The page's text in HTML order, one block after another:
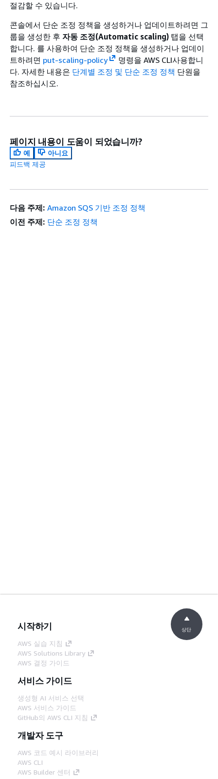
절감할 수 있습니다.
콘솔에서 단순 조정 정책을 생성하거나 업데이트하려면 그
룹을 생성한 후 자동 조정(Automatic scaling) 탭을 선택
합니다. 를 사용하여 단순 조정 정책을 생성하거나 업데이
트하려면 put-scaling-policy
명령을 AWS CLI사용합니
다. 자세한 내용은 단계별 조정 및 단순 조정 정책 단원을
참조하십시오.
페이지 내용이 도움이 되었습니까?
예
아니요
피드백 제공
다음 주제: Amazon SQS 기반 조정 정책
이전 주제: 단순 조정 정책
시작하기
AWS 실습 지침
AWS Solutions Library
AWS 결정 가이드
서비스 가이드
생성형 AI 서비스 선택
AWS 서비스 가이드
GitHub의 AWS CLI 지침
개발자 도구
AWS 코드 예시 라이브러리
AWS CLI
AWS Builder 센터
상단